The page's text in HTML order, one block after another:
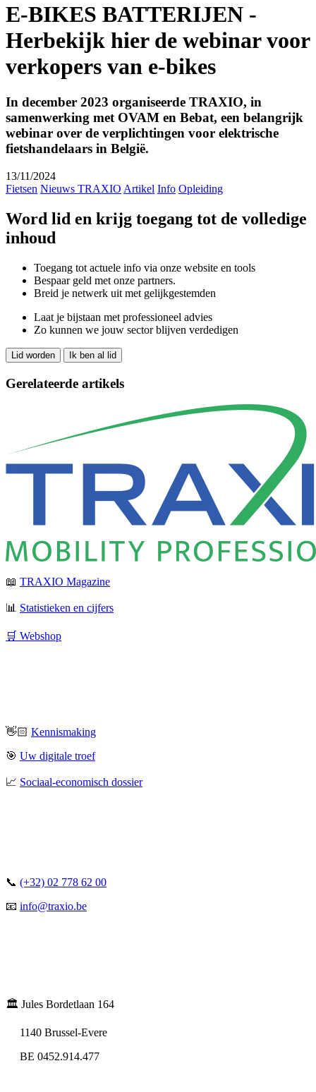
E-BIKES BATTERIJEN -
Herbekijk hier de webinar voor
verkopers van e-bikes
In december 2023 organiseerde TRAXIO, in
samenwerking met OVAM en Bebat, een belangrijk
webinar over de verplichtingen voor elektrische
fietshandelaars in België.
13/11/2024
Fietsen Nieuws TRAXIO Artikel Info Opleiding
Word lid en krijg toegang tot de volledige
inhoud
Toegang tot actuele info via onze website en tools
Bespaar geld met onze partners.
Breid je netwerk uit met gelijkgestemden
Laat je bijstaan met professioneel advies
Zo kunnen we jouw sector blijven verdedigen
Lid worden Ik ben al lid
Gerelateerde artikels
📖 TRAXIO Magazine
📊 Statistieken en cijfers
🛒 Webshop
👋🏻 Kennismaking
🎯 Uw digitale troef
📈 Sociaal-economisch dossier
📞 (+32) 02 778 62 00
📧 info@traxio.be
🏛️ Jules Bordetlaan 164
1140 Brussel-Evere
BE 0452.914.477